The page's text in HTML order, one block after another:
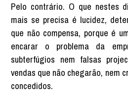
Pelo contrário. O que nestes
mais se precisa é lucidez,
que não compensa, porque é
encarar o problema da
subterfúgios nem falsas
vendas que não chegarão, nem
concedidos.